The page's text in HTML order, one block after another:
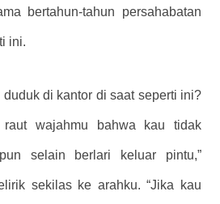
bertahun-tahun persahabatan
ini.
duduk di kantor di saat seperti ini?
wajahmu bahwa kau tidak
selain berlari keluar pintu,”
sekilas ke arahku. “Jika kau